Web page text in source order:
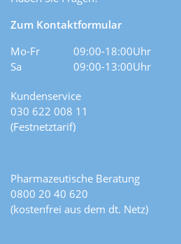
Zum Kontaktformular
Mo-Fr
09:00-18:00Uhr
Sa
09:00-13:00Uhr
Kundenservice
030 622 008 11
(Festnetztarif)
Pharmazeutische Beratung
0800 20 40 620
(kostenfrei aus dem dt. Netz)